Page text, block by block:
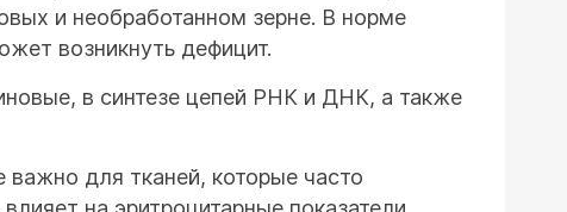
и необработанном зерне. В норме
возникнуть дефицит.
в синтезе цепей РНК и ДНК, а также
важно для тканей, которые часто